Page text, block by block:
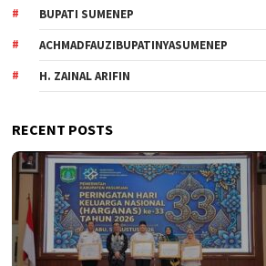
BUPATI SUMENEP
ACHMADFAUZIBUPATINYASUMENEP
H. ZAINAL ARIFIN
RECENT POSTS